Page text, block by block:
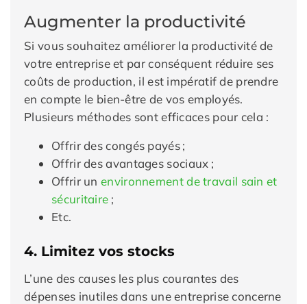
Augmenter la productivité
Si vous souhaitez améliorer la productivité de
votre entreprise et par conséquent réduire ses
coûts de production, il est impératif de prendre
en compte le bien-être de vos employés.
Plusieurs méthodes sont efficaces pour cela :
Offrir des congés payés ;
Offrir des avantages sociaux ;
Offrir un environnement de travail sain et
sécuritaire ;
Etc.
4. Limitez vos stocks
L’une des causes les plus courantes des
dépenses inutiles dans une entreprise concerne